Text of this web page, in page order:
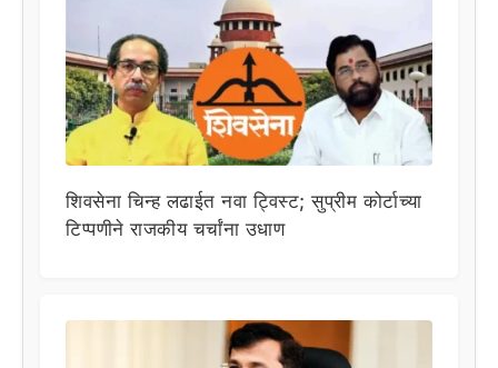
शिवसेना चिन्ह लढाईत नवा ट्विस्ट; सुप्रीम कोर्टाच्या
टिप्पणीने राजकीय चर्चांना उधाण